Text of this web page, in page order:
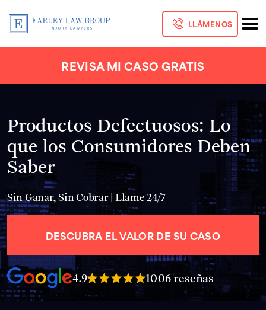
LLÁMENOS
REVISA MI CASO GRATIS
Productos Defectuosos: Lo
que los Consumidores Deben
Saber
Sin Ganar, Sin Cobrar | Llame 24/7
DESCUBRA EL VALOR DE SU CASO
4.9 1006 reseñas